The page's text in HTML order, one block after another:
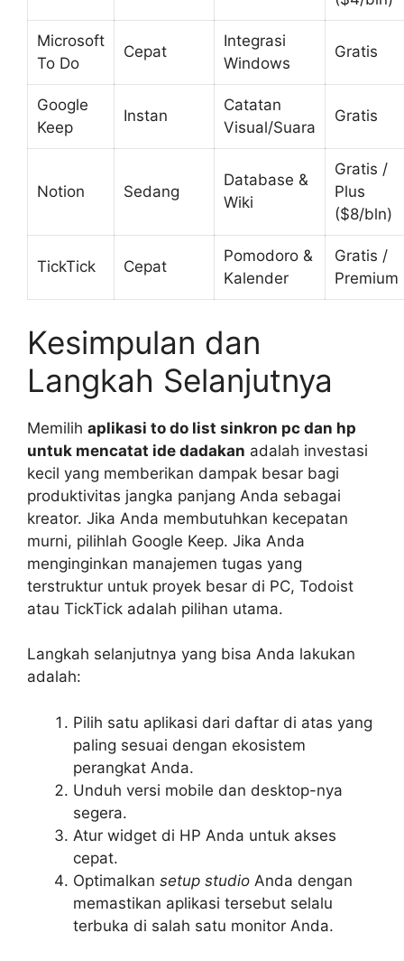
Microsoft
To Do
Cepat
Integrasi
Windows
Gratis
Google
Keep
Instan
Catatan
Visual/Suara
Gratis
Notion Sedang
Database &
Wiki
Gratis /
Plus
($8/bln)
TickTick Cepat
Pomodoro &
Kalender
Gratis /
Premium
Kesimpulan dan
Langkah Selanjutnya
Memilih aplikasi to do list sinkron pc dan hp
untuk mencatat ide dadakan adalah investasi
kecil yang memberikan dampak besar bagi
produktivitas jangka panjang Anda sebagai
kreator. Jika Anda membutuhkan kecepatan
murni, pilihlah Google Keep. Jika Anda
menginginkan manajemen tugas yang
terstruktur untuk proyek besar di PC, Todoist
atau TickTick adalah pilihan utama.
Langkah selanjutnya yang bisa Anda lakukan
adalah:
Pilih satu aplikasi dari daftar di atas yang
paling sesuai dengan ekosistem
perangkat Anda.
Unduh versi mobile dan desktop-nya
segera.
Atur widget di HP Anda untuk akses
cepat.
Optimalkan setup studio Anda dengan
memastikan aplikasi tersebut selalu
terbuka di salah satu monitor Anda.